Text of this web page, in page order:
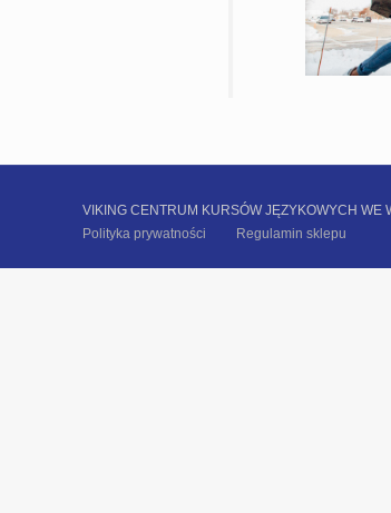
VIKING CENTRUM KURSÓW JĘZYKOWYCH
Polityka prywatności
Regulamin sklepu